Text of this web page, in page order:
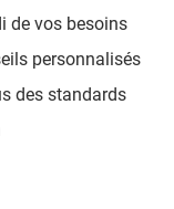
de vos besoins
personnalisés
des standards